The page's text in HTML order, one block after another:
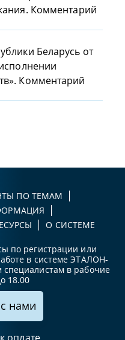
Комментарий
Беларусь от
Комментарий
ПО ТЕМАМ
О СИСТЕМЕ
по регистрации или
в системе ЭТАЛОН-
в рабочие
18.00
нами